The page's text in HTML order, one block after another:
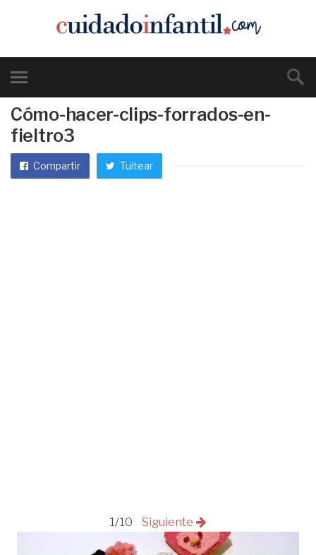
Cómo-hacer-clips-forrados-en-
fieltro3
Compartir Tuitear
1/10 Siguiente